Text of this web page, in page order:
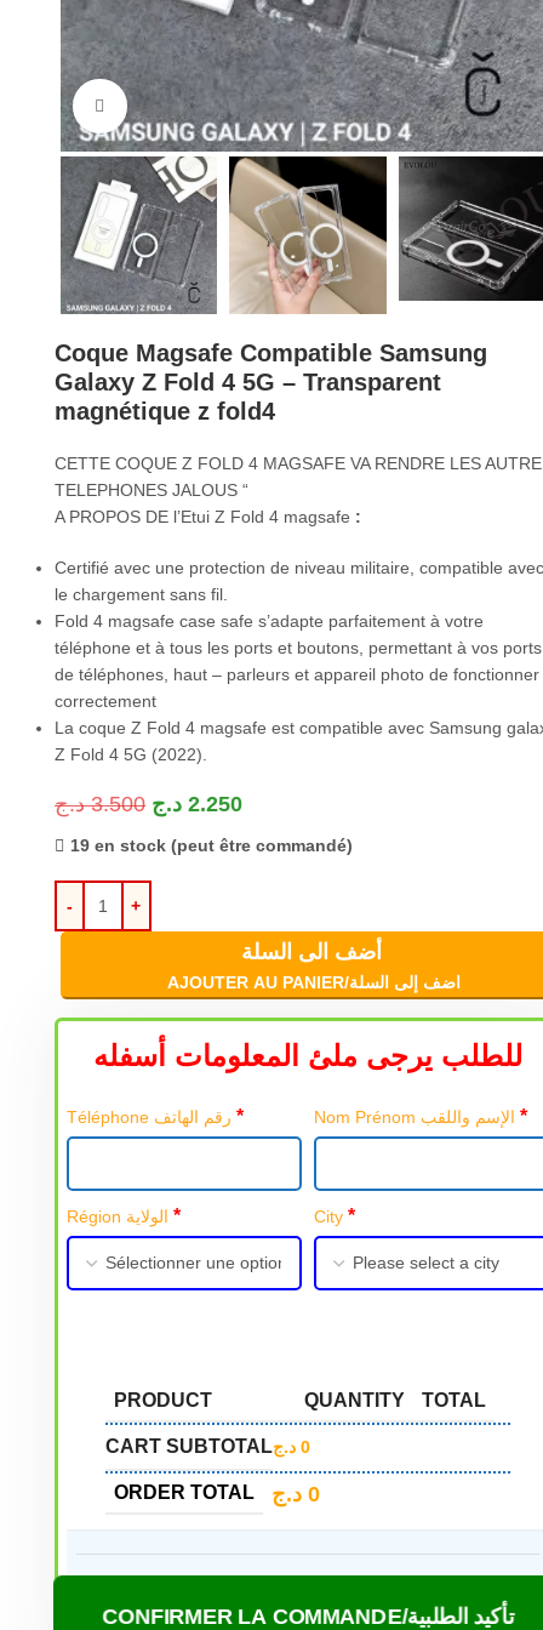
Cliquez pour agrandir
Coque Magsafe Compatible Samsung
Galaxy Z Fold 4 5G – Transparent
magnétique z fold4
CETTE COQUE Z FOLD 4 MAGSAFE VA RENDRE LES
TELEPHONES JALOUS “
A PROPOS DE l’Etui Z Fold 4 magsafe :
Certifié avec une protection de niveau militaire, compatible avec
le chargement sans fil.
Fold 4 magsafe case safe s’adapte parfaitement à votre
téléphone et à tous les ports et boutons, permettant à vos ports
de téléphones, haut – parleurs et appareil photo de fonctionner
correctement
La coque Z Fold 4 magsafe est compatible avec Samsung
Z Fold 4 5G (2022).
3.500 د.ج 2.250 د.ج
19 en stock (peut être commandé)
أضف الى السلة
AJOUTER AU PANIER/اضف إلى السلة
للطلب يرجى ملئ المعلومات أسفله
* *
* City *
PRODUCT QUANTITY TOTAL
CART SUBTOTAL 0 د.ج
ORDER TOTAL 0 د.ج
CONFIRMER LA COMMANDE/تأكيد الطلبية